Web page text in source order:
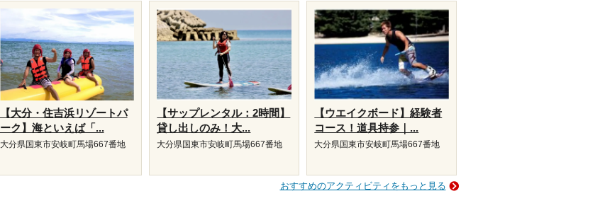
【大分・住吉浜リゾートパ
ーク】海といえば「...
大分県国東市安岐町馬場667番地
【サップレンタル：2時間】
貸し出しのみ！大...
大分県国東市安岐町馬場667番地
【ウエイクボード】経験者
コース！道具持参｜...
大分県国東市安岐町馬場667番地
おすすめのアクティビティをもっと見る